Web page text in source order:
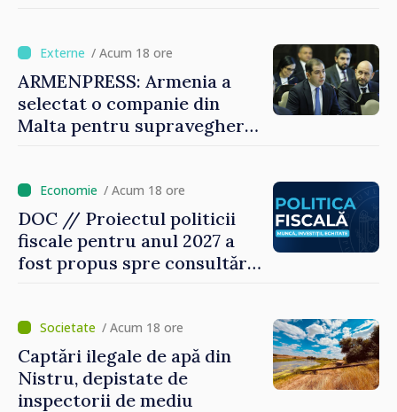
bază al oamenilor”
/ Acum 18 ore
ARMENPRESS: Armenia a
selectat o companie din
Malta pentru supravegherea
/ Acum 18 ore
DOC // Proiectul politicii
fiscale pentru anul 2027 a
fost propus spre consultări
/ Acum 18 ore
Captări ilegale de apă din
Nistru, depistate de
inspectorii de mediu